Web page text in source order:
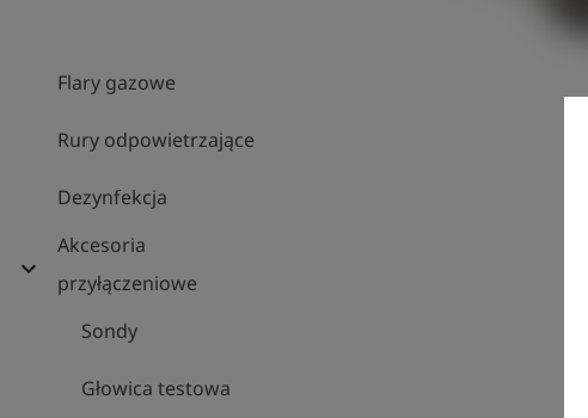
Flary gazowe
Rury odpowietrzające
Dezynfekcja
expand_more
Akcesoria
przyłączeniowe
Sondy
Głowica testowa